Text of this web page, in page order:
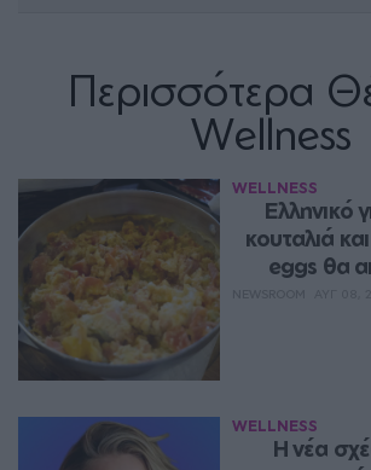
Περισσότερα
Wellness
WELLNESS
Ελληνικό
κουταλιά
eggs θα
WELLNESS
Η νέα